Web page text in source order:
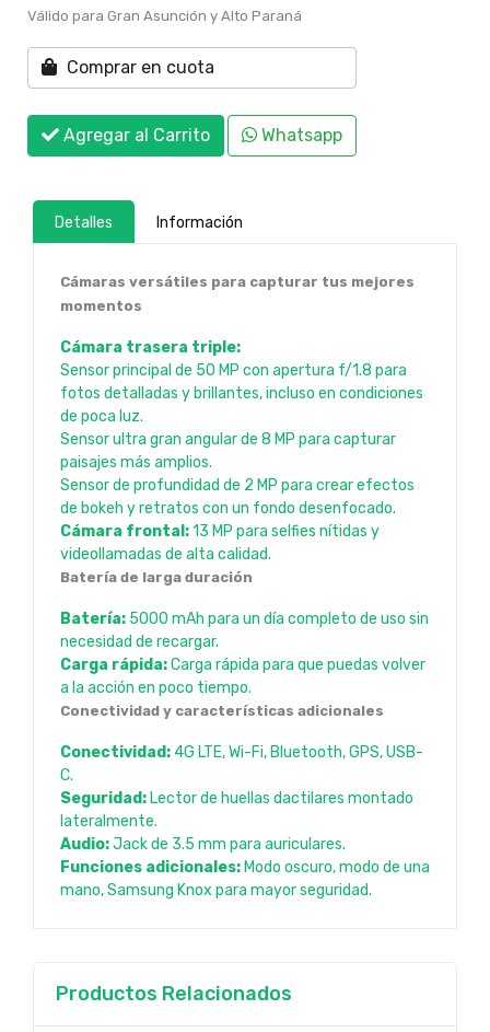
Válido para Gran Asunción y Alto Paraná
Comprar en cuota
Agregar al Carrito Whatsapp
Detalles Información
Cámaras versátiles para capturar tus mejores
momentos
Cámara trasera triple:
Sensor principal de 50 MP con apertura f/1.8 para
fotos detalladas y brillantes, incluso en condiciones
de poca luz.
Sensor ultra gran angular de 8 MP para capturar
paisajes más amplios.
Sensor de profundidad de 2 MP para crear efectos
de bokeh y retratos con un fondo desenfocado.
Cámara frontal:13 MP para selfies nítidas y
videollamadas de alta calidad.
Batería de larga duración
Batería: 5000 mAh para un día completo de uso sin
necesidad de recargar.
Carga rápida:Carga rápida para que puedas volver
a la acción en poco tiempo.
Conectividad y características adicionales
Conectividad:4G LTE, Wi-Fi, Bluetooth, GPS, USB-
C.
Seguridad: Lector de huellas dactilares montado
lateralmente.
Audio:Jack de 3.5 mm para auriculares.
Funciones adicionales: Modo oscuro, modo de una
mano, Samsung Knox para mayor seguridad.
Productos Relacionados